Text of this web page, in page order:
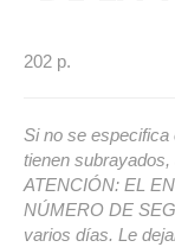
202 p.
Si no se especifica
tienen
ATENCIÓN: EL
NÚMERO DE
varios días. Le